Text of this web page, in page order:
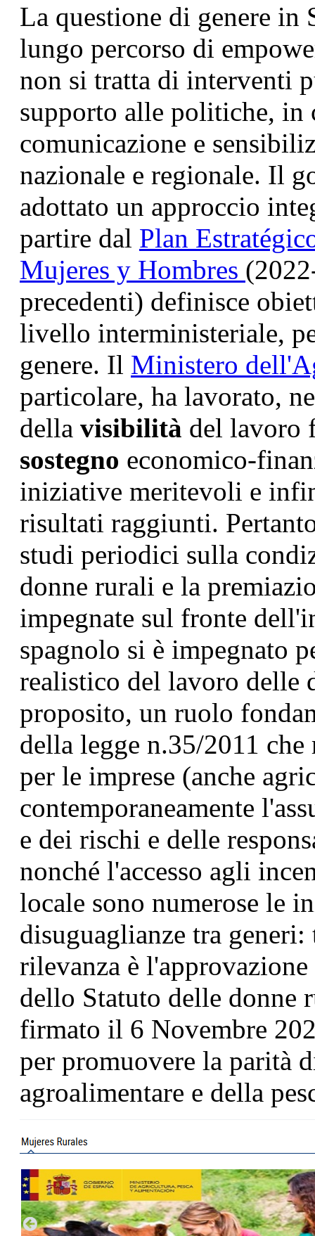
La questione di genere in
lungo percorso di
non si tratta di interventi
supporto alle politiche,
comunicazione e
nazionale e regionale. Il
adottato un approccio
partire dal Plan
Mujeres y Hombres
precedenti) definisce
livello interministeriale,
genere. Il Ministero
particolare, ha lavorato,
della visibilità del lavoro
sostegno economico-
iniziative meritevoli e
risultati raggiunti.
studi periodici sulla
donne rurali e la
impegnate sul fronte
spagnolo si è impegnato
realistico del lavoro delle
proposito, un ruolo
della legge n.35/2011
per le imprese (anche
contemporaneamente
e dei rischi e delle
nonché l'accesso agli
locale sono numerose le
disuguaglianze tra
rilevanza è
dello Statuto delle donne
firmato il 6 Novembre
per promuovere la parità
agroalimentare e della